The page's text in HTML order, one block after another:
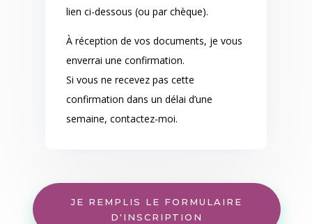
lien ci-dessous (ou par chèque).
À réception de vos documents, je vous
enverrai une confirmation.
Si vous ne recevez pas cette
confirmation dans un délai d’une
semaine, contactez-moi.
JE REMPLIS LE FORMULAIRE
D'INSCRIPTION